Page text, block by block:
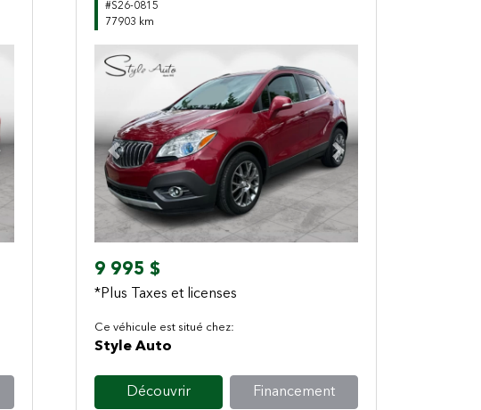
#S26-0815
77903 km
Previous Next
9 995 $
*Plus Taxes et licenses
Ce véhicule est situé chez:
Style Auto
Découvrir Financement